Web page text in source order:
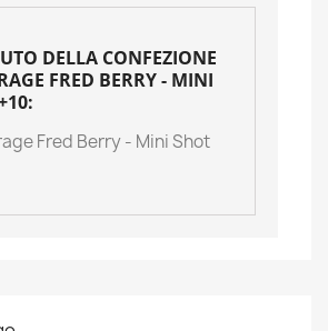
DELLA CONFEZIONE
FRED BERRY - MINI
Fred Berry - Mini Shot